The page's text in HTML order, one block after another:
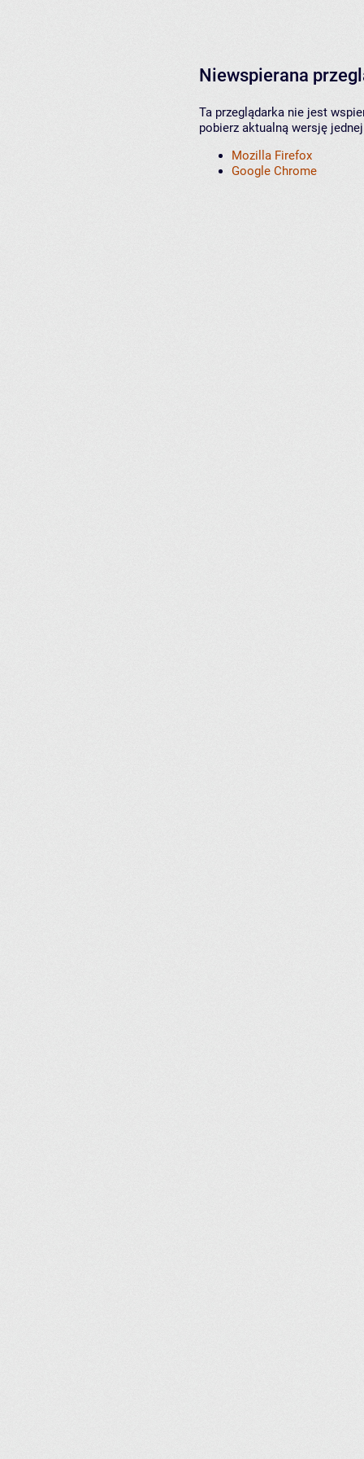
Niewspierana
Ta przeglądarka nie jest
pobierz aktualną wersję
Mozilla Firefox
Google Chrome